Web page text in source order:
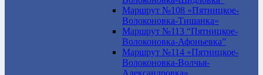
Маршрут №108 «Пятницкое-
Волоконовка-Тишанка»
Маршрут №113 “Пятницкое-
Волоконовка-Афоньевка”
Маршрут №114 «Пятницкое-
Волоконовка-Волчья-
Александровка»